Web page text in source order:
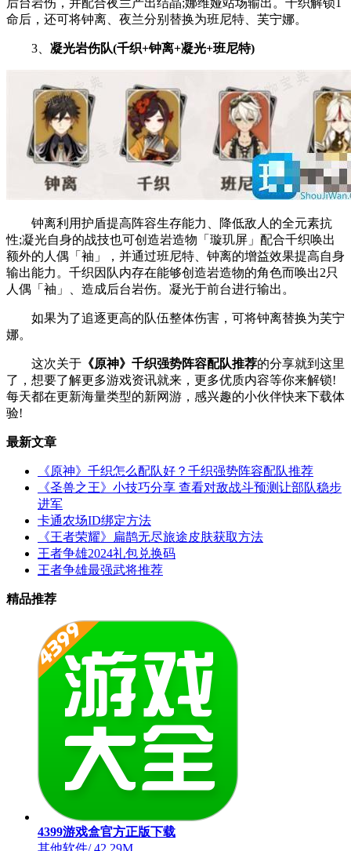
后台岩伤，并配合夜兰产出结晶;娜维娅站场输出。千织解锁1
命后，还可将钟离、夜兰分别替换为班尼特、芙宁娜。
3、 凝光岩伤队(千织+钟离+凝光+班尼特)
钟离利用护盾提高阵容生存能力、降低敌人的全元素抗
性;凝光自身的战技也可创造岩造物「璇玑屏」配合千织唤出
额外的人偶「袖」，并通过班尼特、钟离的增益效果提高自身
输出能力。千织因队内存在能够创造岩造物的角色而唤出2只
人偶「袖」、造成后台岩伤。凝光于前台进行输出。
如果为了追逐更高的队伍整体伤害，可将钟离替换为芙宁
娜。
这次关于 《原神》千织强势阵容配队推荐的分享就到这里
了，想要了解更多游戏资讯就来，更多优质内容等你来解锁!
每天都在更新海量类型的新网游，感兴趣的小伙伴快来下载体
验!
最新文章
《原神》千织怎么配队好？千织强势阵容配队推荐
《圣兽之王》小技巧分享 查看对敌战斗预测让部队稳步
进军
卡通农场ID绑定方法
《王者荣耀》扁鹊无尽旅途皮肤获取方法
王者争雄2024礼包兑换码
王者争雄最强武将推荐
精品推荐
4399游戏盒官方正版下载